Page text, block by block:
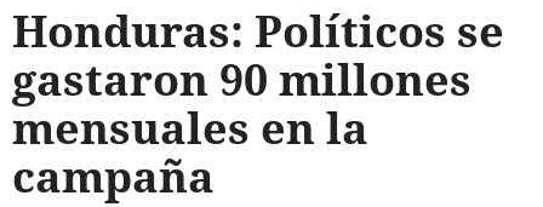
Honduras: Políticos se
gastaron 90 millones
mensuales en la
campaña